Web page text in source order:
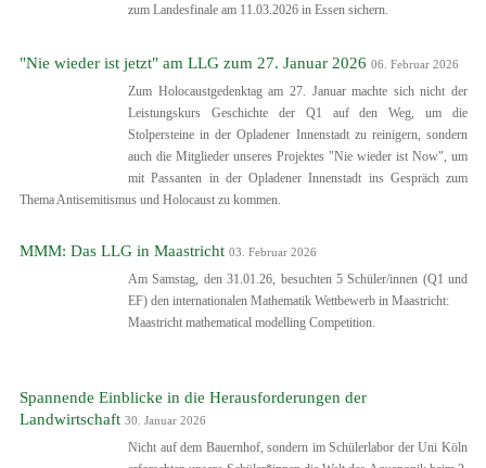
zum Landesfinale am 11.03.2026 in Essen sichern.
"Nie wieder ist jetzt" am LLG zum 27. Januar 2026 06. Februar 2026
Zum Holocaustgedenktag am 27. Januar machte sich nicht der
Leistungskurs Geschichte der Q1 auf den Weg, um die
Stolpersteine in der Opladener Innenstadt zu reinigern, sondern
auch die Mitglieder unseres Projektes "Nie wieder ist Now", um
mit Passanten in der Opladener Innenstadt ins Gespräch zum
Thema Antisemitismus und Holocaust zu kommen.
MMM: Das LLG in Maastricht 03. Februar 2026
Am Samstag, den 31.01.26, besuchten 5 Schüler/innen (Q1 und
EF) den internationalen Mathematik Wettbewerb in Maastricht:
Maastricht mathematical modelling Competition.
Spannende Einblicke in die Herausforderungen der
Landwirtschaft 30. Januar 2026
Nicht auf dem Bauernhof, sondern im Schülerlabor der Uni Köln